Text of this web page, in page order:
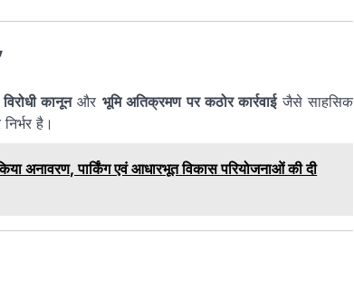
कानूनऔर भूमि अतिक्रमण पर कठोर कार्रवाईजैसे साहसिक
है।
अनावरण, पार्किंग एवं आधारभूत विकास परियोजनाओं की दी